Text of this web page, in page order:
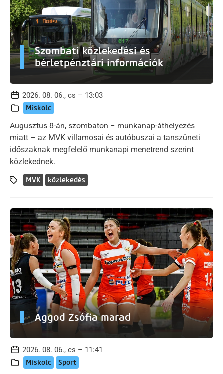
Szombati közlekedési és
bérletpénztári információk
2026. 08. 06., cs – 13:03
Miskolc
Augusztus 8-án, szombaton – munkanap-áthelyezés
miatt – az MVK villamosai és autóbuszai a tanszüneti
időszaknak megfelelő munkanapi menetrend szerint
közlekednek.
MVK közlekedés
Aggod Zsófia marad
2026. 08. 06., cs – 11:41
Miskolc Sport